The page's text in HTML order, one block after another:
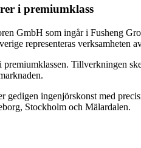
i premiumklass
GmbH som ingår i Fusheng
representeras verksamheten
Tillverkningen
gedigen ingenjörskonst med
Stockholm och Mälardalen.